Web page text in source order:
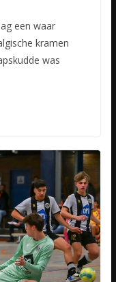
een waar
kramen
was